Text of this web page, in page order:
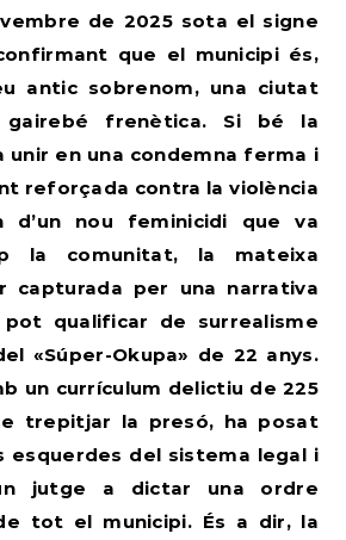
de 2025 sota el signe
que el municipi és,
antic sobrenom, una ciutat
gairebé frenètica. Si bé la
unir en una condemna ferma i
reforçada contra la violència
d’un nou feminicidi que va
la comunitat, la mateixa
capturada per una narrativa
qualificar de surrealisme
«Súper-Okupa» de 22 anys.
un currículum delictiu de 225
trepitjar la presó, ha posat
esquerdes del sistema legal i
jutge a dictar una ordre
tot el municipi. És a dir, la